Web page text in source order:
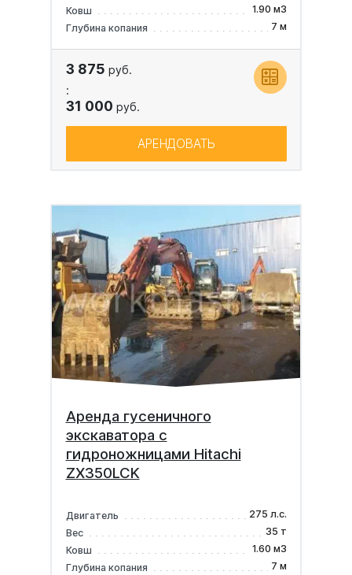
Ковш
1.90 м3
Глубина копания
7 м
3 875 руб.
:
31 000 руб.
АРЕНДОВАТЬ
Аренда гусеничного
экскаватора с
гидроножницами Hitachi
ZX350LCK
Двигатель
275 л.с.
Вес
35 т
Ковш
1.60 м3
Глубина копания
7 м